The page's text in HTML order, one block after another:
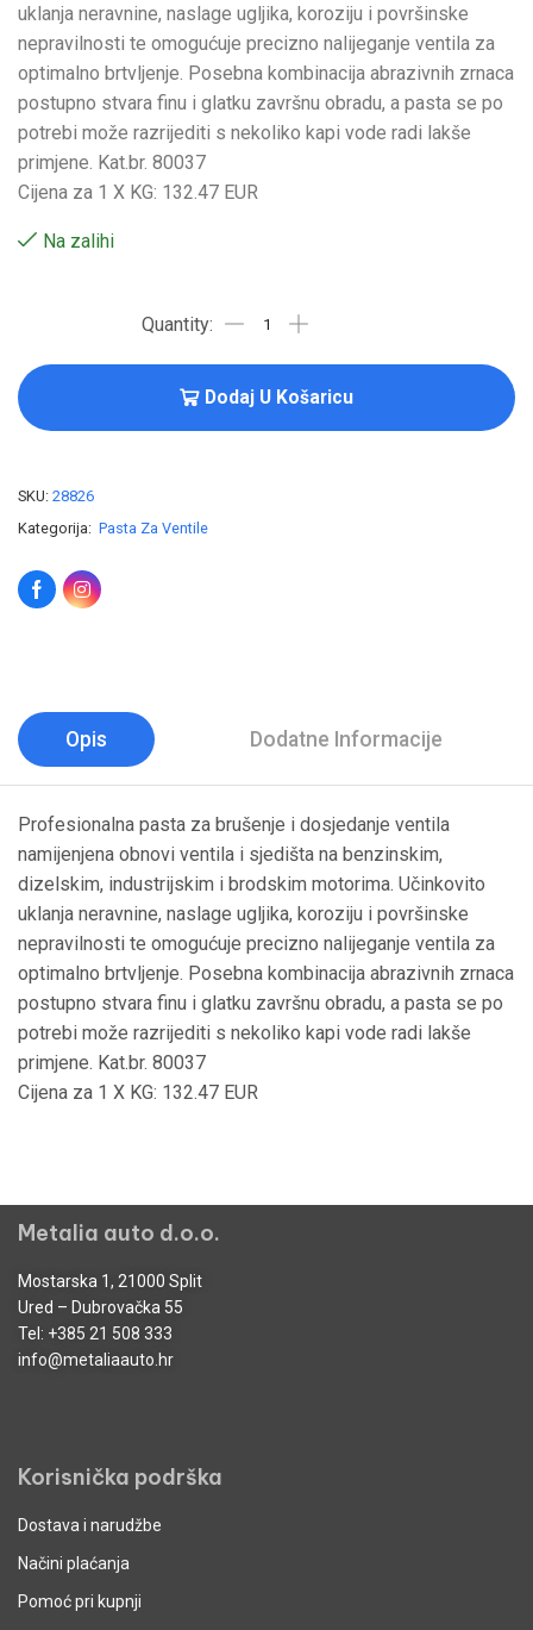
uklanja neravnine, naslage ugljika, koroziju i površinske
nepravilnosti te omogućuje precizno nalijeganje ventila za
optimalno brtvljenje. Posebna kombinacija abrazivnih zrnaca
postupno stvara finu i glatku završnu obradu, a pasta se po
potrebi može razrijediti s nekoliko kapi vode radi lakše
primjene. Kat.br. 80037
Cijena za 1 X KG: 132.47 EUR
Na zalihi
Dodaj U Košaricu
SKU: 28826
Kategorija: Pasta Za Ventile
Opis Dodatne Informacije
Profesionalna pasta za brušenje i dosjedanje ventila
namijenjena obnovi ventila i sjedišta na benzinskim,
dizelskim, industrijskim i brodskim motorima. Učinkovito
uklanja neravnine, naslage ugljika, koroziju i površinske
nepravilnosti te omogućuje precizno nalijeganje ventila za
optimalno brtvljenje. Posebna kombinacija abrazivnih zrnaca
postupno stvara finu i glatku završnu obradu, a pasta se po
potrebi može razrijediti s nekoliko kapi vode radi lakše
primjene. Kat.br. 80037
Cijena za 1 X KG: 132.47 EUR
Metalia auto d.o.o.
Mostarska 1, 21000 Split
Ured – Dubrovačka 55
Tel: +385 21 508 333
info@metaliaauto.hr
Korisnička podrška
Dostava i narudžbe
Načini plaćanja
Pomoć pri kupnji